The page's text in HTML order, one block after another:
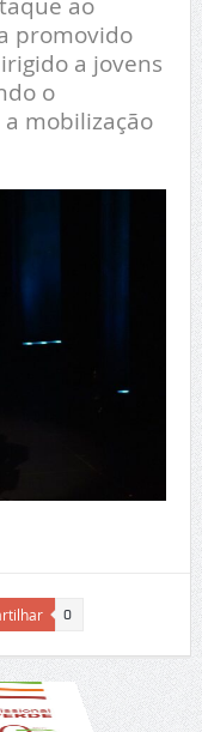
promovido
a jovens
o
mobilização
0